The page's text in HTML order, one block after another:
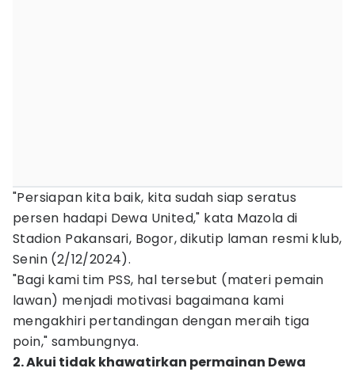
"Persiapan kita baik, kita sudah siap seratus
persen hadapi Dewa United," kata Mazola di
Stadion Pakansari, Bogor, dikutip laman resmi klub,
Senin (2/12/2024).
"Bagi kami tim PSS, hal tersebut (materi pemain
lawan) menjadi motivasi bagaimana kami
mengakhiri pertandingan dengan meraih tiga
poin," sambungnya.
2. Akui tidak khawatirkan permainan Dewa